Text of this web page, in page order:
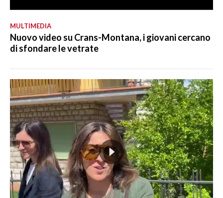
MULTIMEDIA
Nuovo video su Crans-Montana, i giovani cercano
di sfondare le vetrate